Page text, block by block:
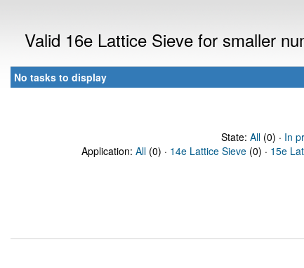
Valid 16e Lattice Sieve for smaller
No tasks to display
State: All(0) · In
Application: All (0) · 14e Lattice Sieve (0) · 15e